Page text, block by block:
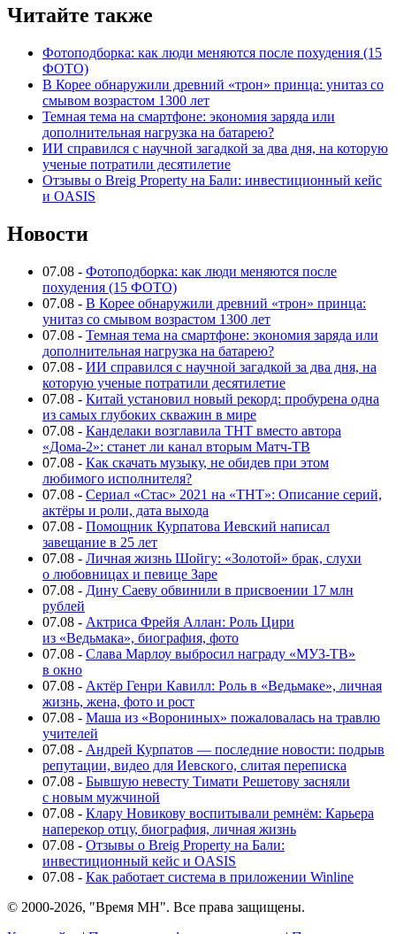
Читайте также
Фотоподборка: как люди меняются после похудения (15
ФОТО)
В Корее обнаружили древний «трон» принца: унитаз со
смывом возрастом 1300 лет
Темная тема на смартфоне: экономия заряда или
дополнительная нагрузка на батарею?
ИИ справился с научной загадкой за два дня, на которую
ученые потратили десятилетие
Отзывы о Breig Property на Бали: инвестиционный кейс
и OASIS
Новости
07.08 - Фотоподборка: как люди меняются после
похудения (15 ФОТО)
07.08 - В Корее обнаружили древний «трон» принца:
унитаз со смывом возрастом 1300 лет
07.08 - Темная тема на смартфоне: экономия заряда или
дополнительная нагрузка на батарею?
07.08 - ИИ справился с научной загадкой за два дня, на
которую ученые потратили десятилетие
07.08 - Китай установил новый рекорд: пробурена одна
из самых глубоких скважин в мире
07.08 - Канделаки возглавила ТНТ вместо автора
«Дома-2»: станет ли канал вторым Матч-ТВ
07.08 - Как скачать музыку, не обидев при этом
любимого исполнителя?
07.08 - Сериал «Стас» 2021 на «ТНТ»: Описание серий,
актёры и роли, дата выхода
07.08 - Помощник Курпатова Иевский написал
завещание в 25 лет
07.08 - Личная жизнь Шойгу: «Золотой» брак, слухи
о любовницах и певице Заре
07.08 - Дину Саеву обвинили в присвоении 17 млн
рублей
07.08 - Актриса Фрейя Аллан: Роль Цири
из «Ведьмака», биография, фото
07.08 - Слава Марлоу выбросил награду «МУЗ-ТВ»
в окно
07.08 - Актёр Генри Кавилл: Роль в «Ведьмаке», личная
жизнь, жена, фото и рост
07.08 - Маша из «Ворониных» пожаловалась на травлю
учителей
07.08 - Андрей Курпатов — последние новости: подрыв
репутации, видео для Иевского, слитая переписка
07.08 - Бывшую невесту Тимати Решетову засняли
с новым мужчиной
07.08 - Клару Новикову воспитывали ремнём: Карьера
наперекор отцу, биография, личная жизнь
07.08 - Отзывы о Breig Property на Бали:
инвестиционный кейс и OASIS
07.08 - Как работает система в приложении Winline
© 2000-2026, "Время МН". Все права защищены.